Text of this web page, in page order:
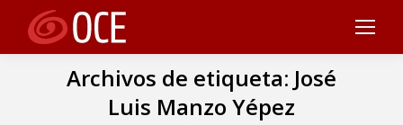
Archivos de etiqueta: José
Luis Manzo Yépez